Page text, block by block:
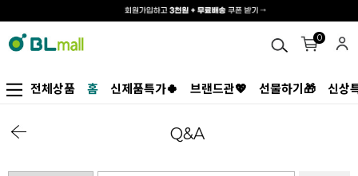
0
전체상품 홈 신제품특가🍀 브랜드관💖 선물하기🎁 신상
Q&A